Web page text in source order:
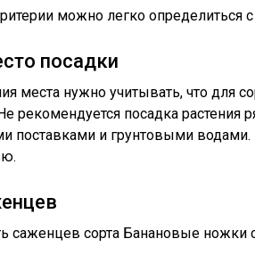
можно легко определиться
посадки
места нужно учитывать, что для
рекомендуется посадка растения
поставками и грунтовыми
саженцев сорта Банановые ножки